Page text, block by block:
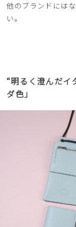
他のブランドには
い。
“明るく澄んだイ
ダ色」